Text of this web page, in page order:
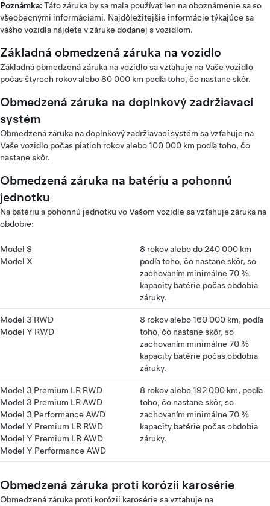
Poznámka: Táto záruka by sa mala používať len na oboznámenie sa so
všeobecnými informáciami. Najdôležitejšie informácie týkajúce sa
vášho vozidla nájdete v záruke dodanej s vozidlom.
Základná obmedzená záruka na vozidlo
Základná obmedzená záruka na vozidlo sa vzťahuje na Vaše vozidlo
počas štyroch rokov alebo 80 000 km podľa toho, čo nastane skôr.
Obmedzená záruka na doplnkový zadržiavací
systém
Obmedzená záruka na doplnkový zadržiavací systém sa vzťahuje na
Vaše vozidlo počas piatich rokov alebo 100 000 km podľa toho, čo
nastane skôr.
Obmedzená záruka na batériu a pohonnú
jednotku
Na batériu a pohonnú jednotku vo Vašom vozidle sa vzťahuje záruka na
obdobie:
Model S
Model X
8 rokov alebo do 240 000 km
podľa toho, čo nastane skôr, so
zachovaním minimálne 70 %
kapacity batérie počas obdobia
záruky.
Model 3 RWD
Model Y RWD
8 rokov alebo 160 000 km, podľa
toho, čo nastane skôr, so
zachovaním minimálne 70 %
kapacity batérie počas obdobia
záruky.
Model 3 Premium LR RWD
Model 3 Premium LR AWD
Model 3 Performance AWD
Model Y Premium LR RWD
Model Y Premium LR AWD
Model Y Performance AWD
8 rokov alebo 192 000 km, podľa
toho, čo nastane skôr, so
zachovaním minimálne 70 %
kapacity batérie počas obdobia
záruky.
Obmedzená záruka proti korózii karosérie
Obmedzená záruka proti korózii karosérie sa vzťahuje na